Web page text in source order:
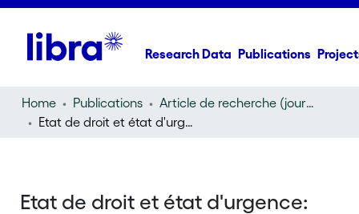
Research Data Publications
Home Publications
Article de recherche (journal article)
Etat de droit et état d'urgence: perspectives en droit des familles
Etat de droit et état d'urgence: